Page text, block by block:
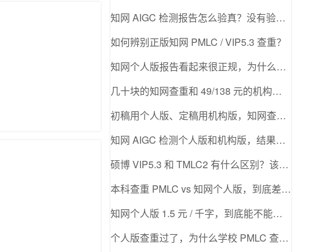
知网 AIGC 检测报告怎么验真？没有验真网站怎么办？
如何辨别正版知网 PMLC / VIP5.3 查重？
知网个人版报告看起来很正规，为什么老师不认可？
几十块的知网查重和 49/138 元的机构版，差别有多大？
初稿用个人版、定稿用机构版，知网查重怎么选最稳？
知网 AIGC 检测个人版和机构版，结果一样吗？
硕博 VIP5.3 和 TMLC2 有什么区别？该选哪个？
本科查重 PMLC vs 知网个人版，到底差在哪？
知网个人版 1.5 元 / 千字，到底能不能用来定稿？
个人版查重过了，为什么学校 PMLC 查出来重复率更高？